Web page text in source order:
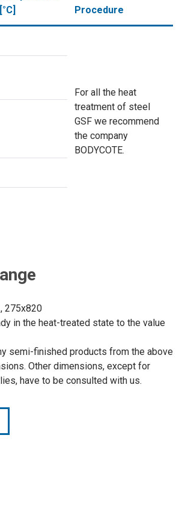
[°C]
Procedure
For all the heat
treatment of steel
GSF we recommend
the company
BODYCOTE.
275x820
in the heat-treated state to the value
semi-finished products from the above
Other dimensions, except for
have to be consulted with us.